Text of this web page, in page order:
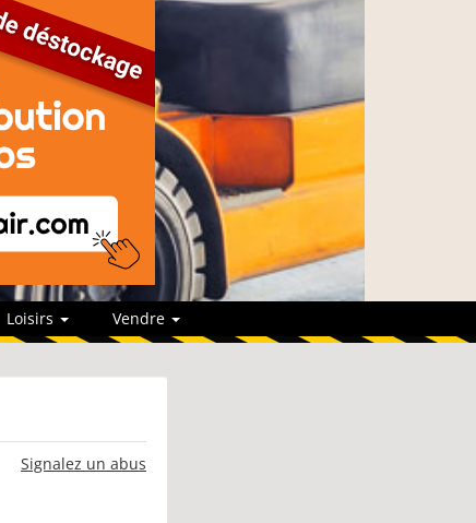
Loisirs Vendre
Signalez un abus